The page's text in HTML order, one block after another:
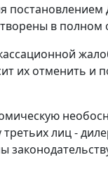
постановлением
в
их отменить и
лиц -